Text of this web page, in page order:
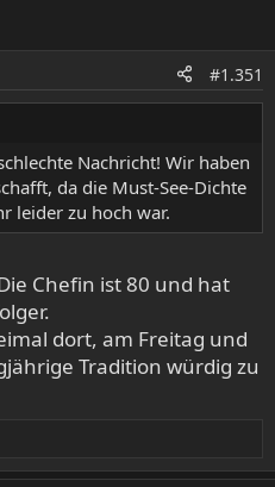
#1.351
Nachricht! Wir haben
da die Must-See-Dichte
leider zu hoch war.
Chefin ist 80 und hat
dort, am Freitag und
Tradition würdig zu